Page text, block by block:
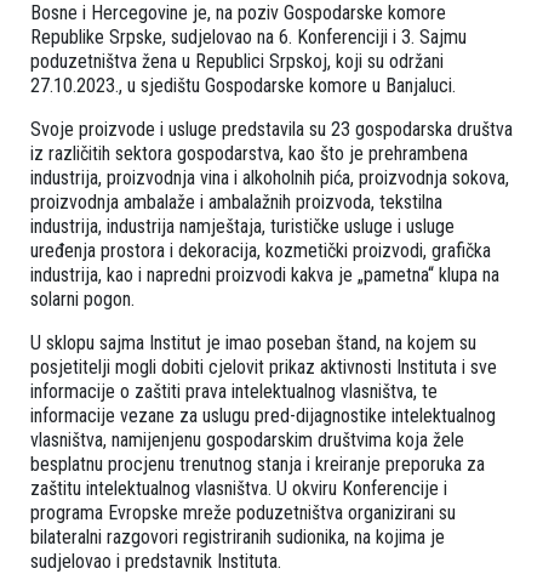
Bosne i Hercegovine je, na poziv Gospodarske komore
Republike Srpske, sudjelovao na 6. Konferenciji i 3. Sajmu
poduzetništva žena u Republici Srpskoj, koji su održani
27.10.2023., u sjedištu Gospodarske komore u Banjaluci.
Svoje proizvode i usluge predstavila su 23 gospodarska društva
iz različitih sektora gospodarstva, kao što je prehrambena
industrija, proizvodnja vina i alkoholnih pića, proizvodnja sokova,
proizvodnja ambalaže i ambalažnih proizvoda, tekstilna
industrija, industrija namještaja, turističke usluge i usluge
uređenja prostora i dekoracija, kozmetički proizvodi, grafička
industrija, kao i napredni proizvodi kakva je „pametna“ klupa na
solarni pogon.
U sklopu sajma Institut je imao poseban štand, na kojem su
posjetitelji mogli dobiti cjelovit prikaz aktivnosti Instituta i sve
informacije o zaštiti prava intelektualnog vlasništva, te
informacije vezane za uslugu pred-dijagnostike intelektualnog
vlasništva, namijenjenu gospodarskim društvima koja žele
besplatnu procjenu trenutnog stanja i kreiranje preporuka za
zaštitu intelektualnog vlasništva. U okviru Konferencije i
programa Evropske mreže poduzetništva organizirani su
bilateralni razgovori registriranih sudionika, na kojima je
sudjelovao i predstavnik Instituta.